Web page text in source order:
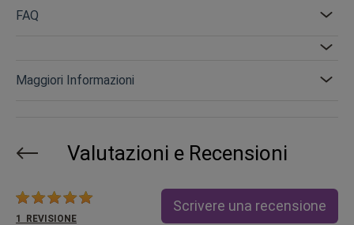
FAQ
Maggiori Informazioni
Valutazioni e Recensioni
Valutazione:
1 REVISIONE
Scrivere una recensione